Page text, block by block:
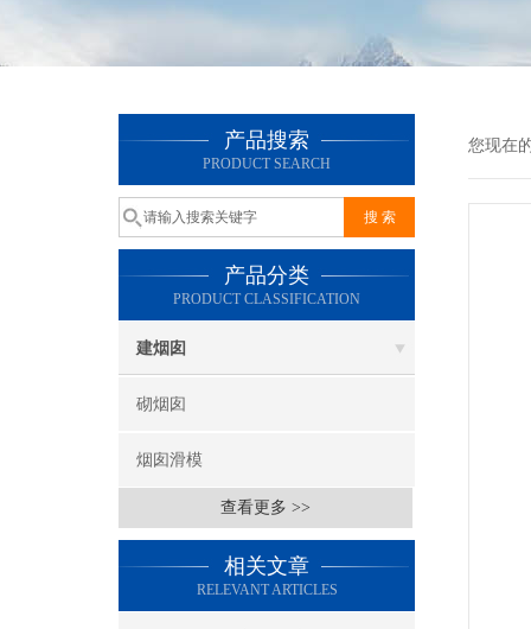
产品搜索
PRODUCT SEARCH
产品分类
PRODUCT CLASSIFICATION
建烟囱
砌烟囱
烟囱滑模
查看更多 >>
相关文章
RELEVANT ARTICLES
您现在